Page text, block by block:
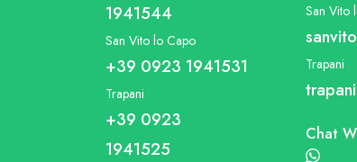
1941544
San Vito lo Capo
+39 0923 1941531
Trapani
+39 0923
1941525
San Vito
Trapani
Chat